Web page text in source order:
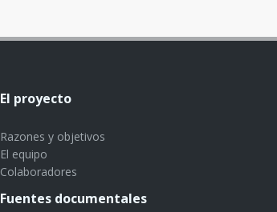
El proyecto
Razones y objetivos
El equipo
Colaboradores
Fuentes documentales